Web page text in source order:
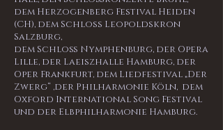
dem Herzogenberg Festival Heiden
(CH), dem Schloss Leopoldskron
Salzburg,
dem Schloß Nymphenburg, der Opera
Lille, der Laeiszhalle Hamburg, der
Oper Frankfurt, dem Liedfestival „Der
Zwerg“ ,der Philharmonie Köln, dem
Oxford International Song Festival
und der Elbphilharmonie Hamburg.